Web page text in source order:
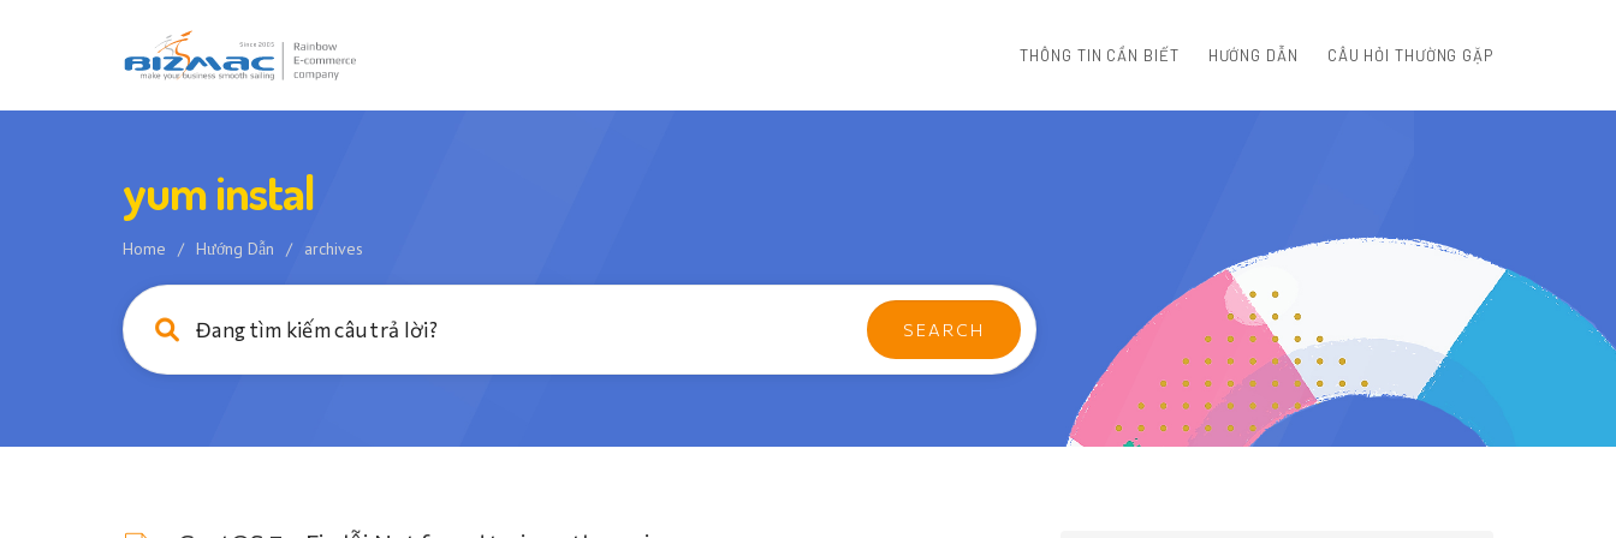
THÔNG TIN CẦN BIẾT HƯỚNG DẪN CÂU HỎI THƯỜNG GẶP
yum instal
Home / Hướng Dẫn / archives